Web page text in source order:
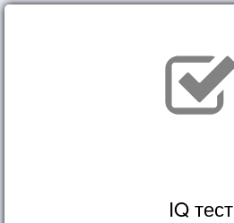
IQ тест